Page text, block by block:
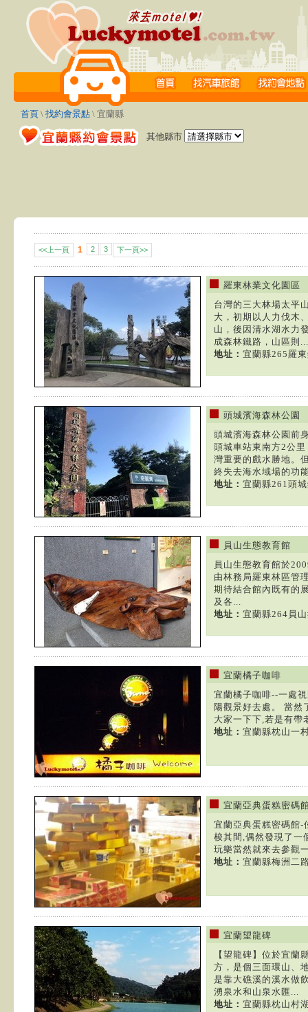
首頁 \ 找約會景點 \ 宜蘭縣
其他縣市
<<上一頁 1 2 3 下一頁>>
羅東林業文化園區
台灣的三大林場太平
大，初期以人力伐木
山，後因清水湖水力
成森林鐵路，山區則...
地址： 宜蘭縣265羅
頭城濱海森林公園
頭城濱海森林公園前
頭城車站東南方2公
灣重要的戲水勝地。
終失去海水域場的功
地址： 宜蘭縣261頭
員山生態教育館
員山生態教育館於
由林務局羅東林區管
期待結合館內既有的
及各...
地址： 宜蘭縣264員
宜蘭橘子咖啡
宜蘭橘子咖啡--一處
陽觀景好去處。 當然
大家一下下,若是有帶
地址： 宜蘭縣枕山一
宜蘭亞典蛋糕密碼
宜蘭亞典蛋糕密碼館-
梭其間,偶然發現了一
玩樂當然就來去參觀
地址： 宜蘭縣梅洲二
宜蘭望龍碑
【望龍碑】位於宜蘭
方，是個三面環山、
是靠大礁溪的溪水做
湧泉水和山泉水匯...
地址： 宜蘭縣枕山村